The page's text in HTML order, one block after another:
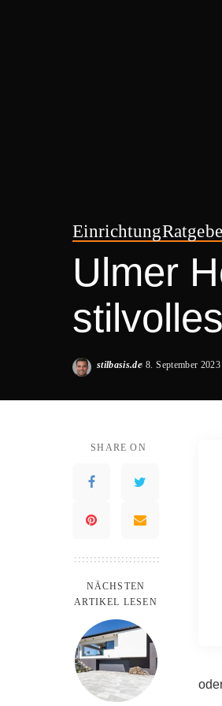
Einrichtung
Ulmer
Posted
stilbasis.de 8. September 2023
SHARE ON
NÄCHSTEN
ARTIKEL LESEN